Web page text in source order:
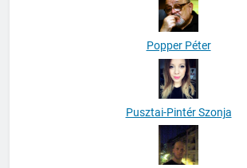
Popper Péter
Pusztai-Pintér Szonja